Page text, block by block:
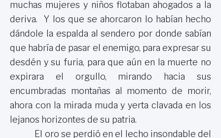
muchas mujeres y niños flotaban ahogados a la
deriva. Y los que se ahorcaron lo habían hecho
dándole la espalda al sendero por donde sabían
que habría de pasar el enemigo, para expresar su
desdén y su furia, para que aún en la muerte no
expirara el orgullo, mirando hacia sus
encumbradas montañas al momento de morir,
ahora con la mirada muda y yerta clavada en los
lejanos horizontes de su patria.
El oro se perdió en el lecho insondable del